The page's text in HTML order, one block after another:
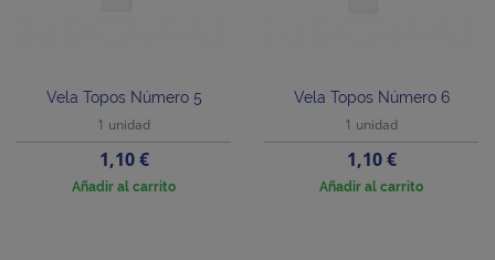
Vela Topos Número 5
1 unidad
Precio
1,10 €
Añadir al carrito
Vela Topos Número 6
1 unidad
Precio
1,10 €
Añadir al carrito